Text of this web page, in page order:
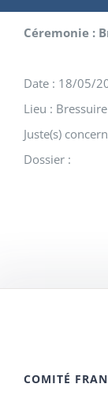
Céremonie :
Date : 18/05/
Lieu : Bressuire
Juste(s)
Dossier :
COMITÉ